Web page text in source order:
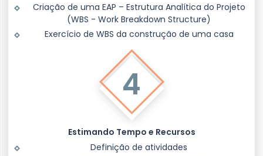
Criação de uma EAP – Estrutura Analítica do Projeto
(WBS - Work Breakdown Structure)
Exercício de WBS da construção de uma casa
4
Estimando Tempo e Recursos
Definição de atividades